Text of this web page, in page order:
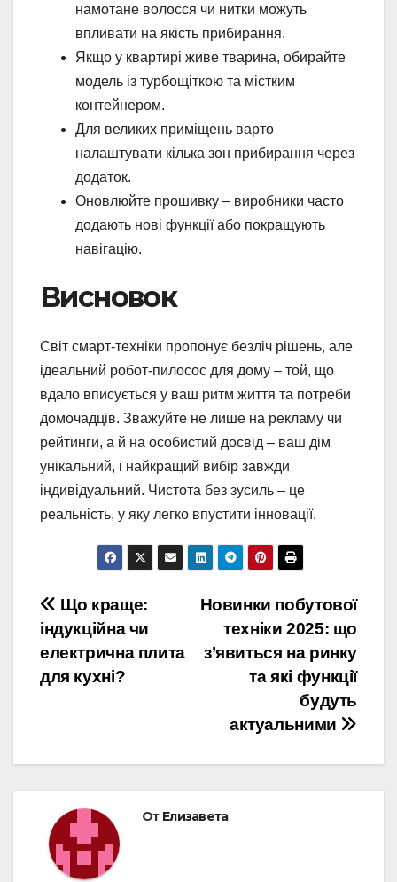
намотане волосся чи нитки можуть
впливати на якість прибирання.
Якщо у квартирі живе тварина, обирайте
модель із турбощіткою та містким
контейнером.
Для великих приміщень варто
налаштувати кілька зон прибирання через
додаток.
Оновлюйте прошивку – виробники часто
додають нові функції або покращують
навігацію.
Висновок
Світ смарт-техніки пропонує безліч рішень, але
ідеальний робот-пилосос для дому – той, що
вдало вписується у ваш ритм життя та потреби
домочадців. Зважуйте не лише на рекламу чи
рейтинги, а й на особистий досвід – ваш дім
унікальний, і найкращий вибір завжди
індивідуальний. Чистота без зусиль – це
реальність, у яку легко впустити інновації.
Навигация
по
записям
Новинки побутової
техніки 2025: що
з’явиться на ринку
та які функції
будуть
актуальними
Що краще:
індукційна чи
електрична плита
для кухні?
От Елизавета